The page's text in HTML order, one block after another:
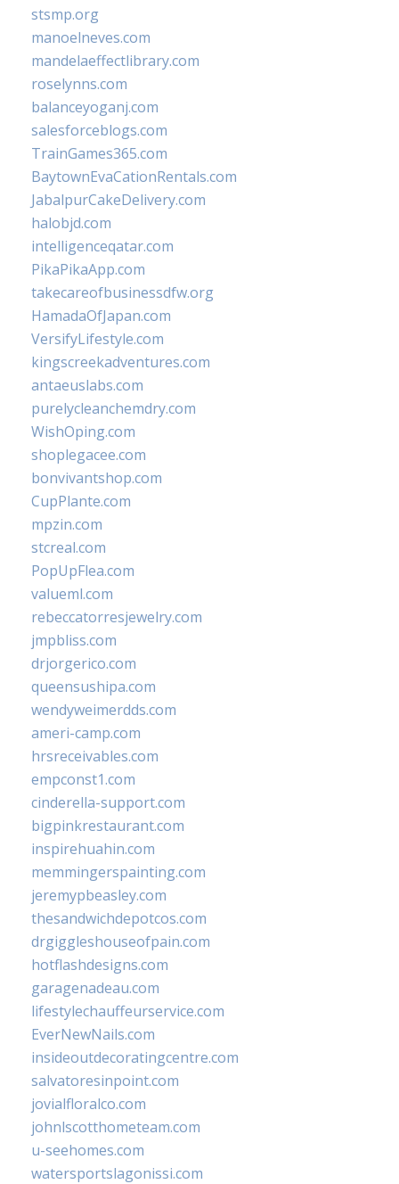
stsmp.org
manoelneves.com
mandelaeffectlibrary.com
roselynns.com
balanceyoganj.com
salesforceblogs.com
TrainGames365.com
BaytownEvaCationRentals.com
JabalpurCakeDelivery.com
halobjd.com
intelligenceqatar.com
PikaPikaApp.com
takecareofbusinessdfw.org
HamadaOfJapan.com
VersifyLifestyle.com
kingscreekadventures.com
antaeuslabs.com
purelycleanchemdry.com
WishOping.com
shoplegacee.com
bonvivantshop.com
CupPlante.com
mpzin.com
stcreal.com
PopUpFlea.com
valueml.com
rebeccatorresjewelry.com
jmpbliss.com
drjorgerico.com
queensushipa.com
wendyweimerdds.com
ameri-camp.com
hrsreceivables.com
empconst1.com
cinderella-support.com
bigpinkrestaurant.com
inspirehuahin.com
memmingerspainting.com
jeremypbeasley.com
thesandwichdepotcos.com
drgiggleshouseofpain.com
hotflashdesigns.com
garagenadeau.com
lifestylechauffeurservice.com
EverNewNails.com
insideoutdecoratingcentre.com
salvatoresinpoint.com
jovialfloralco.com
johnlscotthometeam.com
u-seehomes.com
watersportslagonissi.com